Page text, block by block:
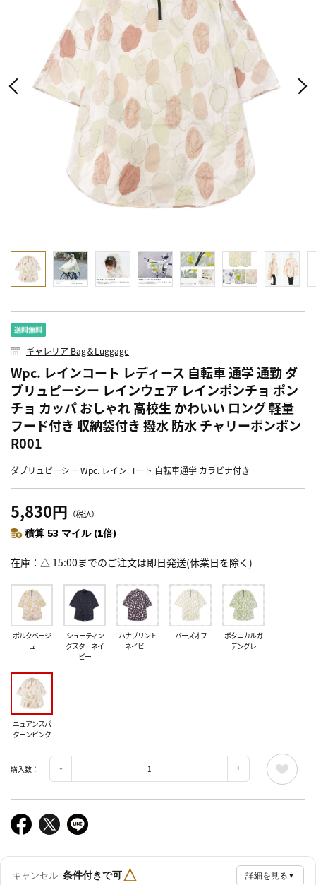
ギャレリア Bag＆Luggage
Wpc. レインコート レディース 自転車 通学 通勤 ダ
ブリュピーシー レインウェア レインポンチョ ポン
チョ カッパ おしゃれ 高校生 かわいい ロング 軽量
フード付き 収納袋付き 撥水 防水 チャリーポンポン
R001
ダブリュピーシー Wpc. レインコート 自転車通学 カラビナ付き
5,830円 （税込）
積算 53 マイル (1倍)
在庫 △ 15:00までのご注文は即日発送(休業日を除く)
ポルクベージ
ュ
シューティン
グスターネイ
ビー
ハナプリント
ネイビー
バーズオフ
ボタニカルガ
ーデングレー
ニュアンスパ
ターンピンク
購入数：
キャンセル 条件付きで可△ 詳細を見る ▼